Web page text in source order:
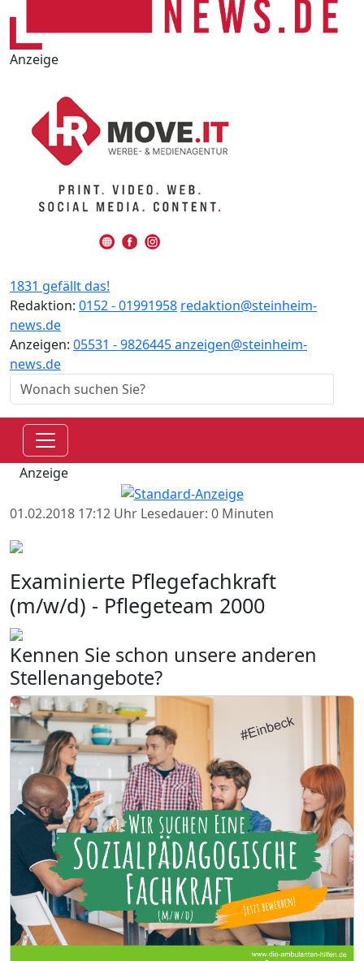
Anzeige
1831 gefällt das!
Redaktion: 0152 - 01991958 redaktion@steinheim-
news.de
Anzeigen: 05531 - 9826445anzeigen@steinheim-
news.de
Anzeige
01.02.2018 17:12 Uhr Lesedauer: 0 Minuten
Examinierte Pflegefachkraft
(m/w/d) - Pflegeteam 2000
Kennen Sie schon unsere anderen
Stellenangebote?